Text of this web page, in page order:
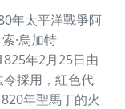
年太平洋戰爭阿
·烏加特
年2月25日由
採用，紅色代
年聖馬丁的火